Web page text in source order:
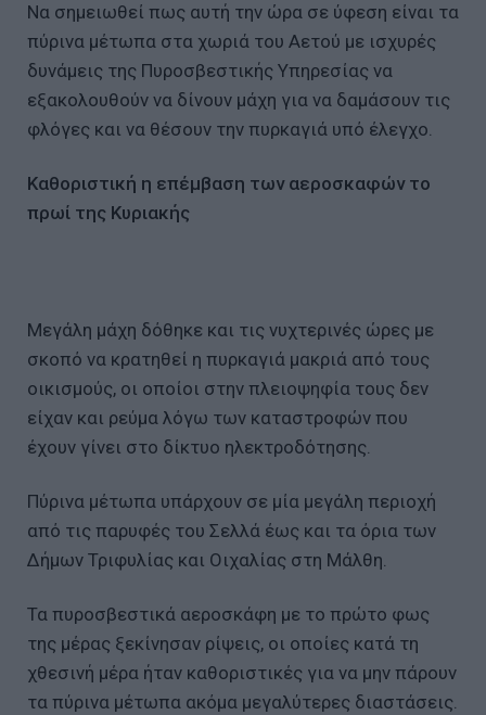
Να σημειωθεί πως αυτή την ώρα σε ύφεση είναι τα
πύρινα μέτωπα στα χωριά του Αετού με ισχυρές
δυνάμεις της Πυροσβεστικής Υπηρεσίας να
εξακολουθούν να δίνουν μάχη για να δαμάσουν τις
φλόγες και να θέσουν την πυρκαγιά υπό έλεγχο.
Καθοριστική η επέμβαση των αεροσκαφών το
πρωί της Κυριακής
Μεγάλη μάχη δόθηκε και τις νυχτερινές ώρες με
σκοπό να κρατηθεί η πυρκαγιά μακριά από τους
οικισμούς, οι οποίοι στην πλειοψηφία τους δεν
είχαν και ρεύμα λόγω των καταστροφών που
έχουν γίνει στο δίκτυο ηλεκτροδότησης.
Πύρινα μέτωπα υπάρχουν σε μία μεγάλη περιοχή
από τις παρυφές του Σελλά έως και τα όρια των
Δήμων Τριφυλίας και Οιχαλίας στη Μάλθη.
Τα πυροσβεστικά αεροσκάφη με το πρώτο φως
της μέρας ξεκίνησαν ρίψεις, οι οποίες κατά τη
χθεσινή μέρα ήταν καθοριστικές για να μην πάρουν
τα πύρινα μέτωπα ακόμα μεγαλύτερες διαστάσεις.